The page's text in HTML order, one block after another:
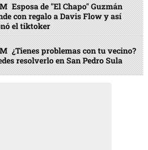
Esposa de "El Chapo" Guzmán
con regalo a Davis Flow y así
el tiktoker
¿Tienes problemas con tu vecino?
resolverlo en San Pedro Sula